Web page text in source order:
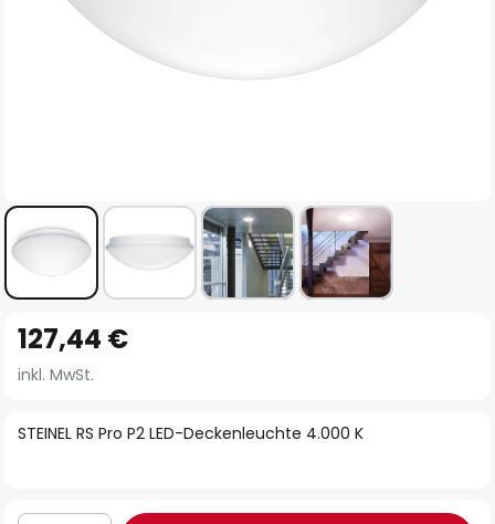
Anfang
der
springen
STEINEL RS Pro P2 LED-Deckenleuchte 4.000 K
127,44 €
inkl. MwSt.